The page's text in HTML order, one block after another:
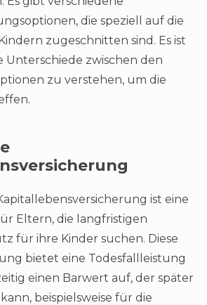
die speziell auf die
zugeschnitten sind. Es ist
Unterschiede zwischen den
zu verstehen, um die
ist eine
Eltern, die langfristigen
für ihre Kinder suchen. Diese
bietet eine Todesfallleistung
einen Barwert auf, der später
beispielsweise für die